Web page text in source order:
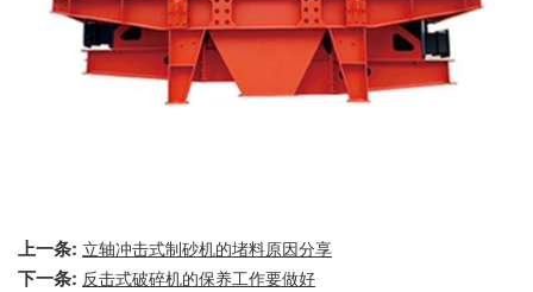
上一条: 立轴冲击式制砂机的堵料原因分享
下一条: 反击式破碎机的保养工作要做好